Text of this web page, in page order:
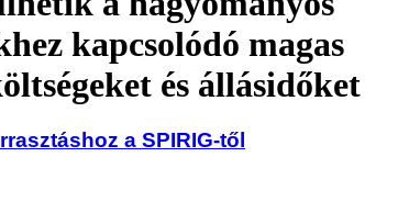
kapcsolódó magas
és állásidőket
a SPIRIG-től